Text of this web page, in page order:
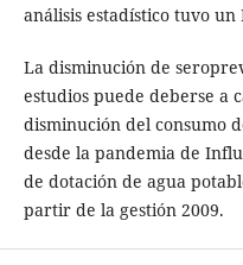
análisis estadístico tuvo un
La disminución de
estudios puede deberse a
disminución del consumo
desde la pandemia de
de dotación de agua
partir de la gestión 2009.